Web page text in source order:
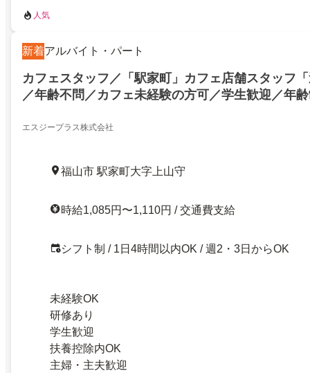
人気
新着アルバイト・パート
カフェスタッフ／「駅家町」カフェ店舗スタッフ
／年齢不問／カフェ未経験の方可／学生歓迎／年
エスジープラス株式会社
福山市 駅家町大字上山守
時給1,085円〜1,110円 / 交通費支給
シフト制 / 1日4時間以内OK / 週2・3日からOK
未経験OK
研修あり
学生歓迎
扶養控除内OK
主婦・主夫歓迎